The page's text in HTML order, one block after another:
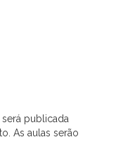
publicada
As aulas serão